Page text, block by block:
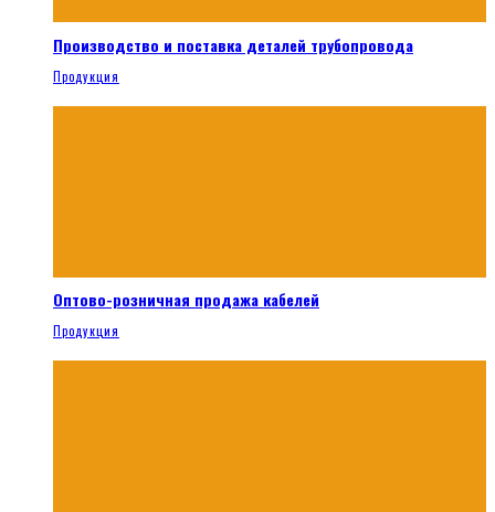
Производство и поставка деталей трубопровода
Продукция
Оптово-розничная продажа кабелей
Продукция